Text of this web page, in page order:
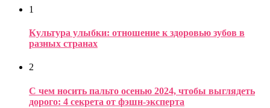
1
Культура улыбки: отношение к здоровью зубов в
разных странах
2
С чем носить пальто осенью 2024, чтобы выглядеть
дорого: 4 секрета от фэшн-эксперта